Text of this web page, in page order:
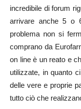
incredibile di forum
arrivare anche 5 o
problema non si
comprano da
on line è un reato e
utilizzate, in quanto
delle vere e proprie
tutto ciò che